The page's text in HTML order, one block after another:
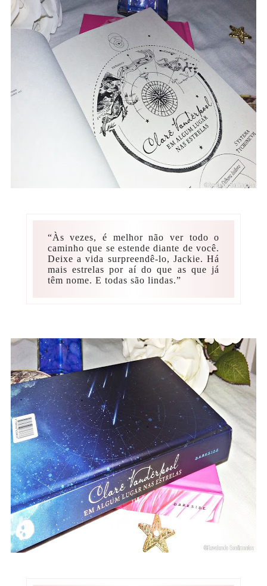
“Às vezes, é melhor não ver todo o
caminho que se estende diante de você.
Deixe a vida surpreendê-lo, Jackie. Há
mais estrelas por aí do que as que já
têm nome. E todas são lindas.”